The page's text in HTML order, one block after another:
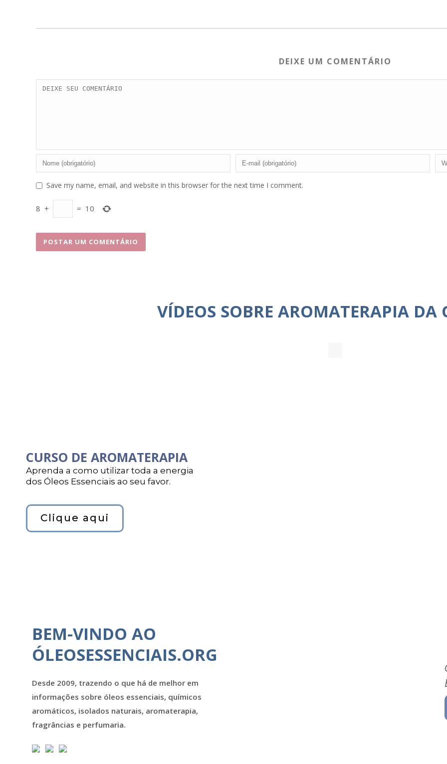
DEIXE UM COMENTÁRIO
Save my name, email, and website in this browser for the next time I comment.
8 + = 10
VÍDEOS SOBRE AROMATERAPIA DA
CURSO DE AROMATERAPIA
Aprenda a como utilizar toda a energia
dos Óleos Essenciais ao seu favor.
Clique aqui
BEM-VINDO AO
ÓLEOSESSENCIAIS.ORG
Desde 2009, trazendo o que há de melhor em
informações sobre óleos essenciais, químicos
aromáticos, isolados naturais, aromaterapia,
fragrâncias e perfumaria.